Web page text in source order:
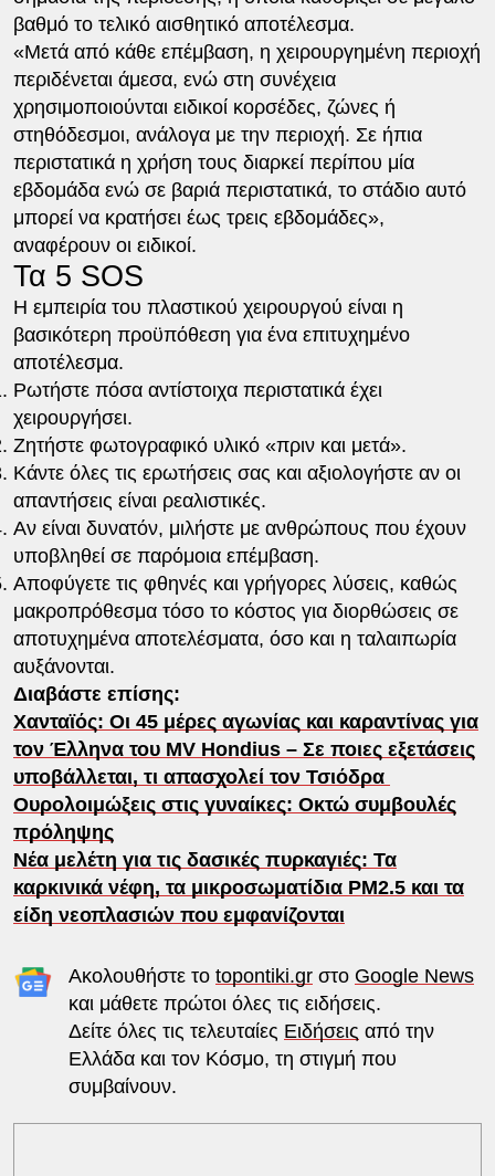
βαθμό το τελικό αισθητικό αποτέλεσμα.
«Μετά από κάθε επέμβαση, η χειρουργημένη περιοχή
περιδένεται άμεσα, ενώ στη συνέχεια
χρησιμοποιούνται ειδικοί κορσέδες, ζώνες ή
στηθόδεσμοι, ανάλογα με την περιοχή. Σε ήπια
περιστατικά η χρήση τους διαρκεί περίπου μία
εβδομάδα ενώ σε βαριά περιστατικά, το στάδιο αυτό
μπορεί να κρατήσει έως τρεις εβδομάδες»,
αναφέρουν οι ειδικοί.
Τα 5 SOS
Η εμπειρία του πλαστικού χειρουργού είναι η
βασικότερη προϋπόθεση για ένα επιτυχημένο
αποτέλεσμα.
Ρωτήστε πόσα αντίστοιχα περιστατικά έχει
χειρουργήσει.
Ζητήστε φωτογραφικό υλικό «πριν και μετά».
Κάντε όλες τις ερωτήσεις σας και αξιολογήστε αν οι
απαντήσεις είναι ρεαλιστικές.
Αν είναι δυνατόν, μιλήστε με ανθρώπους που έχουν
υποβληθεί σε παρόμοια επέμβαση.
Αποφύγετε τις φθηνές και γρήγορες λύσεις, καθώς
μακροπρόθεσμα τόσο το κόστος για διορθώσεις σε
αποτυχημένα αποτελέσματα, όσο και η ταλαιπωρία
αυξάνονται.
Διαβάστε επίσης:
Χανταϊός: Οι 45 μέρες αγωνίας και καραντίνας για
τον Έλληνα του MV Hondius – Σε ποιες εξετάσεις
υποβάλλεται, τι απασχολεί τον Τσιόδρα
Ουρολοιμώξεις στις γυναίκες: Οκτώ συμβουλές
πρόληψης
Νέα μελέτη για τις δασικές πυρκαγιές: Τα
καρκινικά νέφη, τα μικροσωματίδια PM2.5 και τα
είδη νεοπλασιών που εμφανίζονται
Ακολουθήστε το topontiki.grστο Google News
και μάθετε πρώτοι όλες τις ειδήσεις.
Δείτε όλες τις τελευταίες Ειδήσεις από την
Ελλάδα και τον Κόσμο, τη στιγμή που
συμβαίνουν.